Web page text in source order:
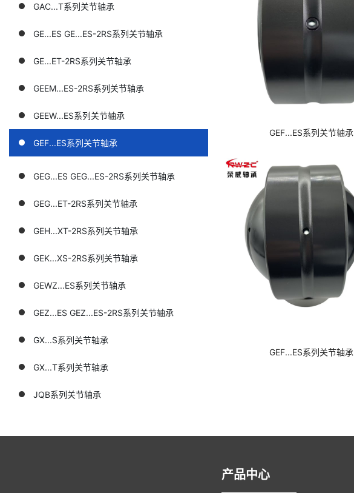
GAC...T系列关节轴承
GE...ES GE...ES-2RS系列关节轴承
GE...ET-2RS系列关节轴承
GEEM...ES-2RS系列关节轴承
GEEW...ES系列关节轴承
GEF...ES系列关节轴承
GEG...ES GEG...ES-2RS系列关节轴承
GEG...ET-2RS系列关节轴承
GEH...XT-2RS系列关节轴承
GEK...XS-2RS系列关节轴承
GEWZ...ES系列关节轴承
GEZ...ES GEZ...ES-2RS系列关节轴承
GX...S系列关节轴承
GX...T系列关节轴承
JQB系列关节轴承
GEF...ES系列关节轴承
GEF...ES系列关节轴承
产品中心